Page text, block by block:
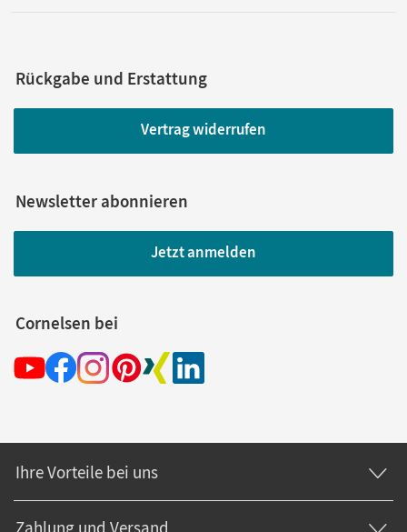
Rückgabe und Erstattung
Vertrag widerrufen
Newsletter abonnieren
Jetzt anmelden
Cornelsen bei
Ihre Vorteile bei uns